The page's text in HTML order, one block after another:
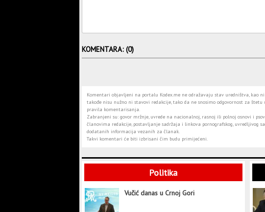
KOMENTARA: (0)
Komentari objavljeni na portalu Kodex.me ne odražavaju stav uredništva, kao
takođe nisu nužno ni stavovi redakcije, tako da ne snosimo odgovornost za
pravila komentarisanja.
Zabranjeni su: govor mržnje, uvrede na nacionalnoj, rasnoj ili polnoj osnovi i
članovima redakcije, postavljanje sadržaja i linkova pornografskog, uvredljivog
dodatanih informacija vezanih za članak.
Takvi komentari će biti izbrisani čim budu primijećeni.
Politika
Vučić danas u Crnoj Gori